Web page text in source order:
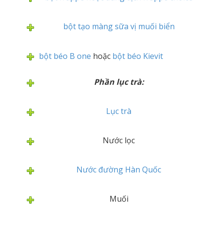
bột tạo màng sữa vị muối biển
bột béo B one hoặc bột béo Kievit
Phần lục trà:
Lục trà
Nước lọc
Nước đường Hàn Quốc
Muối